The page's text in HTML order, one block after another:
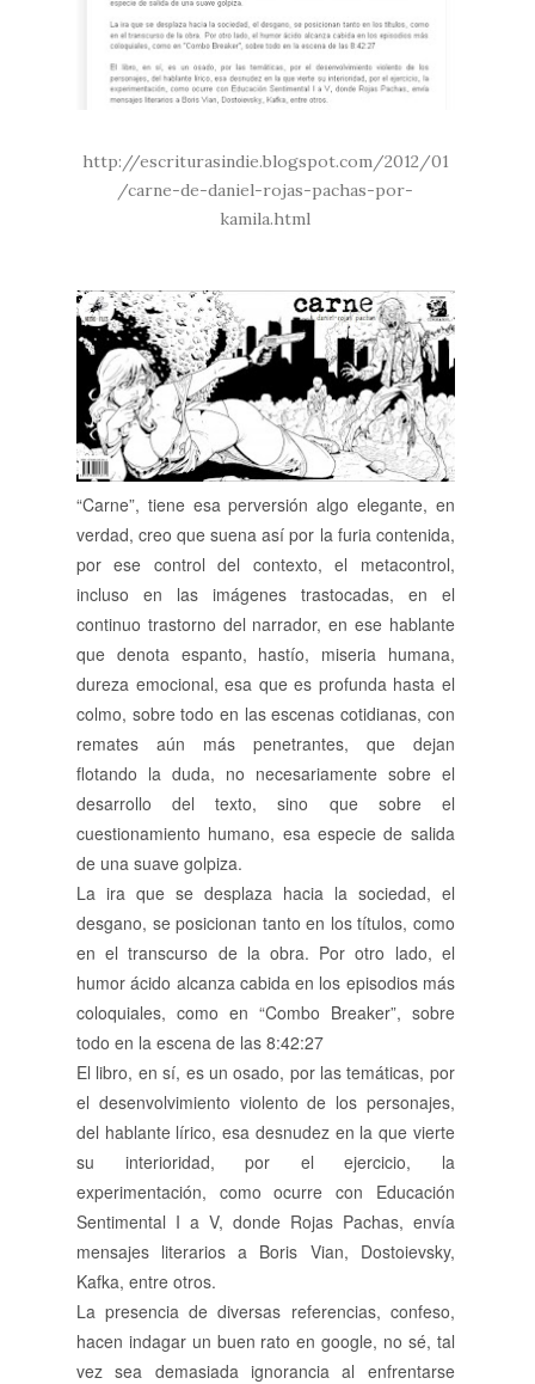
http://escriturasindie.blogspot.com/2012/01
/carne-de-daniel-rojas-pachas-por-
kamila.html
“Carne”, tiene esa perversión algo elegante, en
verdad, creo que suena así por la furia contenida,
por ese control del contexto, el metacontrol,
incluso en las imágenes trastocadas, en el
continuo trastorno del narrador, en ese hablante
que denota espanto, hastío, miseria humana,
dureza emocional, esa que es profunda hasta el
colmo, sobre todo en las escenas cotidianas, con
remates aún más penetrantes, que dejan
flotando la duda, no necesariamente sobre el
desarrollo del texto, sino que sobre el
cuestionamiento humano, esa especie de salida
de una suave golpiza.
La ira que se desplaza hacia la sociedad, el
desgano, se posicionan tanto en los títulos, como
en el transcurso de la obra. Por otro lado, el
humor ácido alcanza cabida en los episodios más
coloquiales, como en “Combo Breaker”, sobre
todo en la escena de las 8:42:27
El libro, en sí, es un osado, por las temáticas, por
el desenvolvimiento violento de los personajes,
del hablante lírico, esa desnudez en la que vierte
su interioridad, por el ejercicio, la
experimentación, como ocurre con Educación
Sentimental I a V, donde Rojas Pachas, envía
mensajes literarios a Boris Vian, Dostoievsky,
Kafka, entre otros.
La presencia de diversas referencias, confeso,
hacen indagar un buen rato en google, no sé, tal
vez sea demasiada ignorancia al enfrentarse